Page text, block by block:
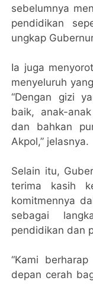
sebelumnya
pendidikan
ungkap
Ia juga
menyeluruh
“Dengan gizi
baik, anak-
dan bahkan
Akpol,” jelasnya.
Selain itu,
terima kasih
komitmennya
sebagai
pendidikan dan
“Kami
depan cerah